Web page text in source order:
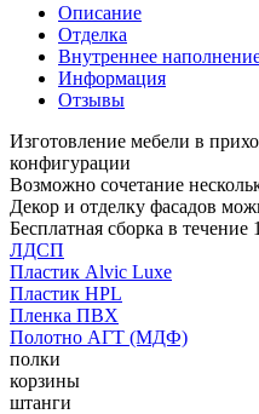
Описание
Отделка
Внутреннее
Информация
Отзывы
Изготовление мебели в
конфигурации
Возможно сочетание
Декор и отделку фасадов
Бесплатная сборка в течение
ЛДСП
Пластик Alvic Luxe
Пластик HPL
Пленка ПВХ
Полотно АГТ (МДФ)
полки
корзины
штанги